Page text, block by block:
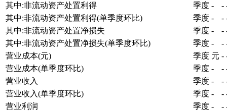
其中:非流动资产处置利得
季度 - -
其中:非流动资产处置利得(单季度环比)
季度 - -
其中:非流动资产处置净损失
季度 - -
其中:非流动资产处置净损失(单季度环比)
季度 - -
营业成本(元)
季度 元 -
营业成本(单季度环比)
季度 - -
营业收入
季度 - -
营业收入(单季度环比)
季度 - -
营业利润
季度 - -